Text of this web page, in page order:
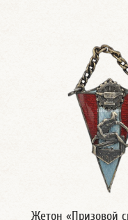
Жетон «Призовой